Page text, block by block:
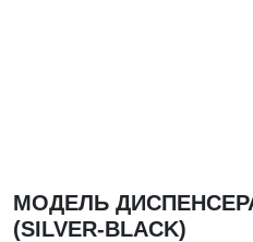
МОДЕЛЬ ДИСПЕНСЕРА
(SILVER-BLACK)